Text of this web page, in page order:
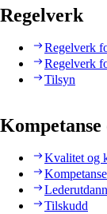
Regelverk
Regelverk
Regelverk
Tilsyn
Kvalitet og
Tilskudd